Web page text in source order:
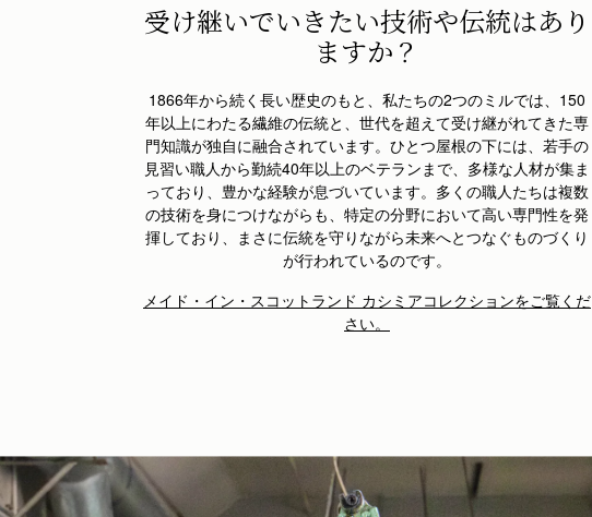
受け継いでいきたい技術や伝統はあり
ますか？
1866年から続く長い歴史のもと、私たちの2つのミルでは、150
年以上にわたる繊維の伝統と、世代を超えて受け継がれてきた専
門知識が独自に融合されています。ひとつ屋根の下には、若手の
見習い職人から勤続40年以上のベテランまで、多様な人材が集ま
っており、豊かな経験が息づいています。多くの職人たちは複数
の技術を身につけながらも、特定の分野において高い専門性を発
揮しており、まさに伝統を守りながら未来へとつなぐものづくり
が行われているのです。
メイド・イン・スコットランド カシミアコレクションをご覧くだ
さい。